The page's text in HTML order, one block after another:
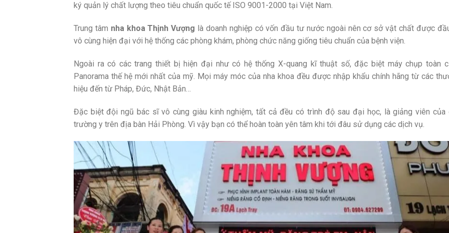
ký quản lý chất lượng theo tiêu chuẩn quốc tế ISO 9001-2000 tại Việt Nam.
Trung tâm nha khoa Thịnh Vượng là doanh nghiệp có vốn đầu tư nước ngoài nên cơ sở vật chất được
vô cùng hiện đại với hệ thống các phòng khám, phòng chức năng giống tiêu chuẩn của bệnh viện.
Ngoài ra có các trang thiết bị hiện đại như có hệ thống X-quang kĩ thuật số, đặc biệt máy chụp toàn
Panorama thế hệ mới nhất của mỹ. Mọi máy móc của nha khoa đều được nhập khẩu chính hãng từ các
hiệu đến từ Pháp, Đức, Nhật Bản…
Đặc biệt đội ngũ bác sĩ vô cùng giàu kinh nghiệm, tất cả đều có trình độ sau đại học, là giảng viên của
trường y trên địa bàn Hải Phòng. Vì vậy bạn có thể hoàn toàn yên tâm khi tới đâu sử dụng các dịch vụ.